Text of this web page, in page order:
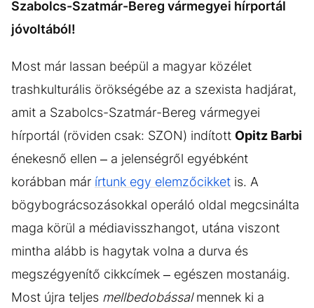
Szabolcs-Szatmár-Bereg vármegyei hírportál
jóvoltából!
Most már lassan beépül a magyar közélet
trashkulturális örökségébe az a szexista hadjárat,
amit a Szabolcs-Szatmár-Bereg vármegyei
hírportál (röviden csak: SZON) indított Opitz Barbi
énekesnő ellen – a jelenségről egyébként
korábban már írtunk egy elemzőcikket is. A
bögybográcsozásokkal operáló oldal megcsinálta
maga körül a médiavisszhangot, utána viszont
mintha alább is hagytak volna a durva és
megszégyenítő cikkcímek – egészen mostanáig.
Most újra teljes mellbedobássalmennek ki a